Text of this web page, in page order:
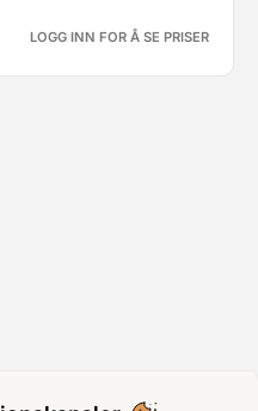
LOGG INN FOR Å SE PRISER